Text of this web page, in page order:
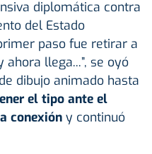
diplomática contra
del Estado
paso fue retirar a
llega...”, se oyó
dibujo animado hasta
el tipo ante el
conexión y continuó